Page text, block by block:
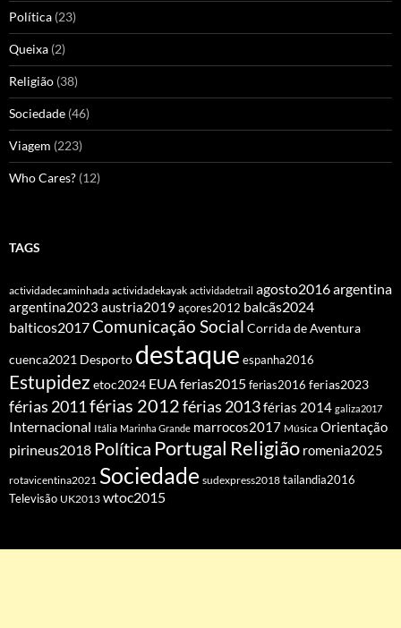
Política (23)
Queixa (2)
Religião (38)
Sociedade (46)
Viagem (223)
Who Cares? (12)
TAGS
actividadecaminhada actividadekayak actividadetrail agosto2016argentina
argentina2023 austria2019 açores2012 balcãs2024
balticos2017Comunicação Social Corrida de Aventura
cuenca2021 Desporto destaque espanha2016
Estupidez etoc2024 EUAferias2015ferias2016 ferias2023
férias 2011férias 2012férias 2013férias 2014 galiza2017
Internacional Itália Marinha Grande marrocos2017 Música Orientação
pirineus2018 Política Portugal Religião romenia2025
rotavicentina2021 Sociedade sudexpress2018 tailandia2016
Televisão UK2013 wtoc2015